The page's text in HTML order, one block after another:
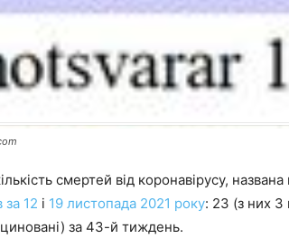
смертей від коронавірусу,
за 12 і 19 листопада 2021 року: 23 (з них 3
за 43-й тиждень.